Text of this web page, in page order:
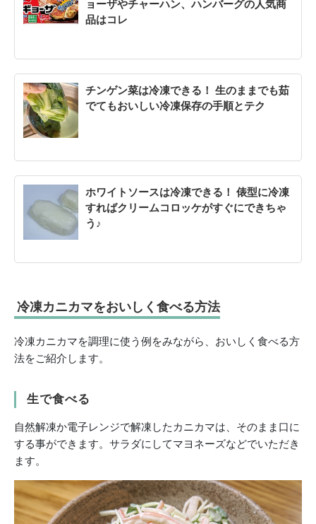
ョーザやチャーハン、ハンバーグの人気商
品はコレ
チンゲン菜は冷凍できる！ 生のままでも茹
でてもおいしい冷凍保存の手順とテク
ホワイトソースは冷凍できる！ 俵型に冷凍
すればクリームコロッケがすぐにできちゃ
う♪
冷凍カニカマをおいしく食べる方法
冷凍カニカマを調理に使う例をみながら、おいしく食べる方
法をご紹介します。
生で食べる
自然解凍か電子レンジで解凍したカニカマは、そのまま口に
する事ができます。サラダにしてマヨネーズなどでいただき
ます。